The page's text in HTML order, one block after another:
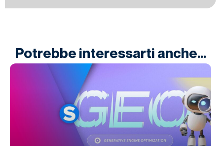
Potrebbe interessarti anche...